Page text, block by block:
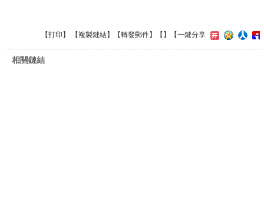
【打印 】 【複製鏈結】【轉發郵件】【 】 【一鍵分享
相關鏈結